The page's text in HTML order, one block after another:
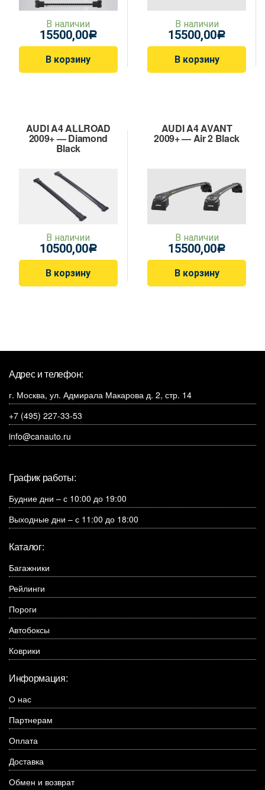
В наличии
15500,00Р
В корзину
В наличии
15500,00Р
В корзину
AUDI A4 ALLROAD
2009+ — Diamond
Black
В наличии
10500,00Р
В корзину
AUDI A4 AVANT
2009+ — Air 2 Black
В наличии
15500,00Р
В корзину
Адрес и телефон:
г. Москва, ул. Адмирала Макарова д. 2, стр. 14
+7 (495) 227-33-53
info@canauto.ru
График работы:
Будние дни – с 10:00 до 19:00
Выходные дни – с 11:00 до 18:00
Каталог:
Багажники
Рейлинги
Пороги
Автобоксы
Коврики
Информация:
О нас
Партнерам
Оплата
Доставка
Обмен и возврат